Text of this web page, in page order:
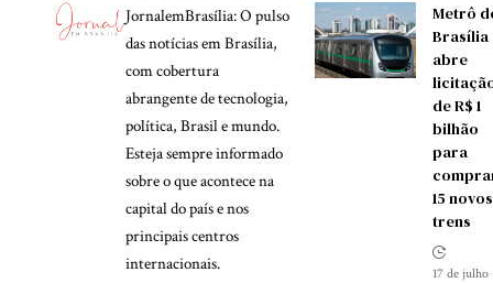
JornalemBrasília: O pulso
das notícias em Brasília,
com cobertura
abrangente de tecnologia,
política, Brasil e mundo.
Esteja sempre informado
sobre o que acontece na
capital do país e nos
principais centros
internacionais.
Metrô
Brasília
abre
de R$ 1
bilhão
para
15 novos
trens
17 de julho